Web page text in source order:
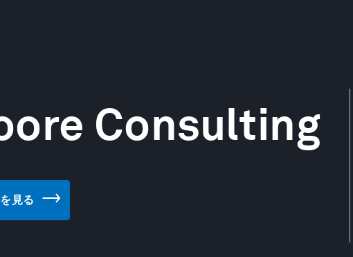
Consulting
見る